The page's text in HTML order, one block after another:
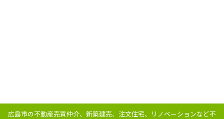
広島市の不動産売買仲介、新築建売、注文住宅、リノベーションなど不